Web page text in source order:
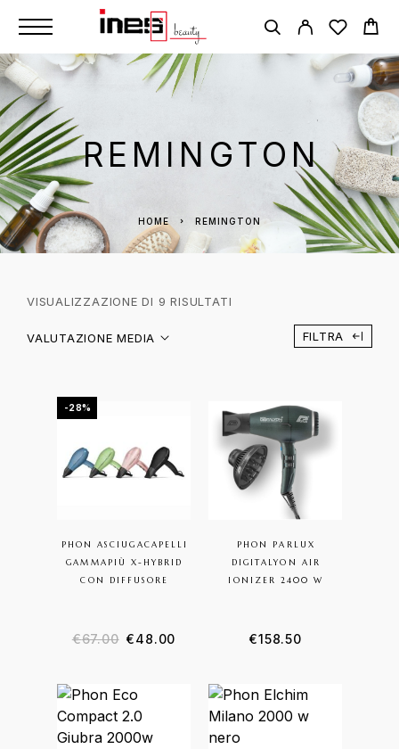
REMINGTON
HOME REMINGTON
VISUALIZZAZIONE DI 9 RISULTATI
VALUTAZIONE MEDIA FILTRA
-28%
PHON ASCIUGACAPELLI
GAMMAPIÙ X-HYBRID
CON DIFFUSORE
€67.00 €48.00
PHON PARLUX
DIGITALYON AIR
IONIZER 2400 W
€158.50